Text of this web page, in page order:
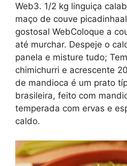
Web3. 1/2 kg linguiça
maço de couve
gostosal WebColoque a
até murchar. Despeje o
panela e misture tudo;
chimichurri e acrescente
de mandioca é um prato
brasileira, feito com
temperada com ervas e
caldo.